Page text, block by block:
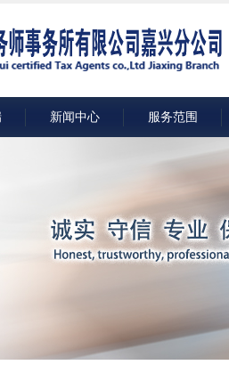
新闻中心 服务范围